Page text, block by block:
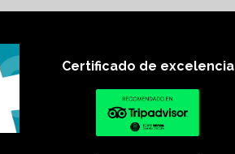
Certificado de excelencia